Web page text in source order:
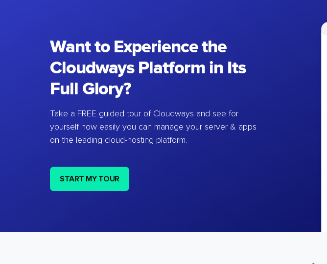
Want to Experience the
Cloudways Platform in Its
Full Glory?
Take a FREE guided tour of Cloudways and see for
yourself how easily you can manage your server & apps
on the leading cloud-hosting platform.
START MY TOUR